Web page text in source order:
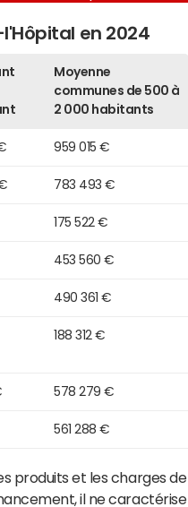
en 2024
Moyenne
communes de 500 à
2 000 habitants
959 015 €
783 493 €
175 522 €
453 560 €
490 361 €
188 312 €
578 279 €
561 288 €
produits et les charges de
il ne caractérise